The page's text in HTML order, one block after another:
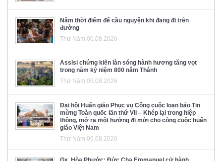
Năm thời điểm để cầu nguyện khi đang đi trên
đường
Thứ Năm 06.08.2026
Assisi chứng kiến làn sóng hành hương tăng vọt
trong năm kỷ niệm 800 năm Thánh
Thứ Năm 06.08.2026
Đại hội Huấn giáo Phục vụ Công cuộc loan báo Tin
mừng Toàn quốc lần thứ VII – Khép lại trong hiệp
thông, mở ra một hướng đi mới cho công cuộc huấn
giáo Việt Nam
Thứ Năm 06.08.2026